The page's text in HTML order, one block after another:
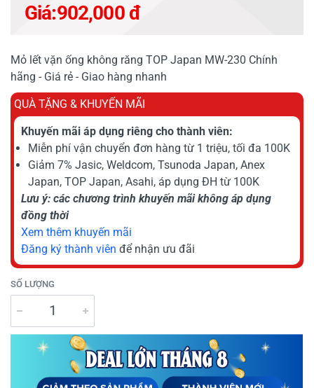
Giá:902,000 đ
Mỏ lết vặn ống không răng TOP Japan MW-230 Chính
hãng - Giá rẻ - Giao hàng nhanh
QUÀ TẶNG & KHUYẾN MÃI
Khuyến mãi áp dụng riêng cho thành viên:
Miễn phí vận chuyển đơn hàng từ 1 triệu, tối đa 100K
Giảm 7% Jasic, Weldcom, Tsunoda Japan, Anex
Japan, TOP Japan, Asahi, áp dụng ĐH từ 100K
Lưu ý: các chương trình khuyến mãi không áp dụng
đồng thời
Xem thêm khuyến mãi
Đăng ký thành viên để nhận ưu đãi
SỐ LƯỢNG